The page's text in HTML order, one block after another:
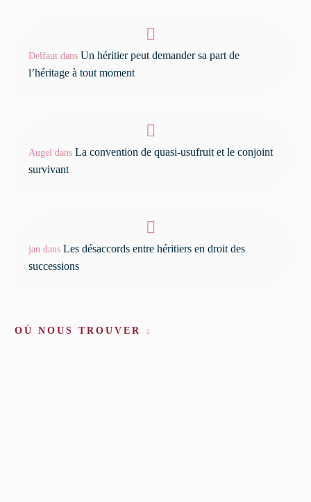
Delfaut dans Un héritier peut demander sa part de
l’héritage à tout moment
Augel dans La convention de quasi-usufruit et le conjoint
survivant
jan dans Les désaccords entre héritiers en droit des
successions
OÙ NOUS TROUVER